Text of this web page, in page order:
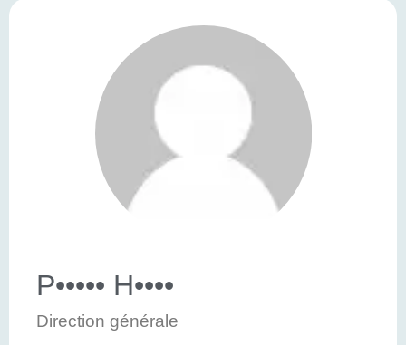
P••••• H••••
Direction générale